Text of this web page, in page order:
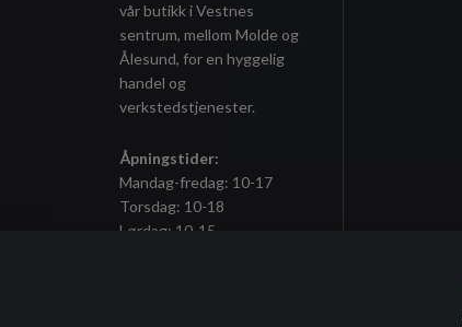
vår butikk i Vestnes
sentrum, mellom Molde og
Ålesund, for en hyggelig
handel og
verkstedstjenester.
Åpningstider:
Mandag-fredag: 10-17
Torsdag: 10-18
Lørdag: 10-15